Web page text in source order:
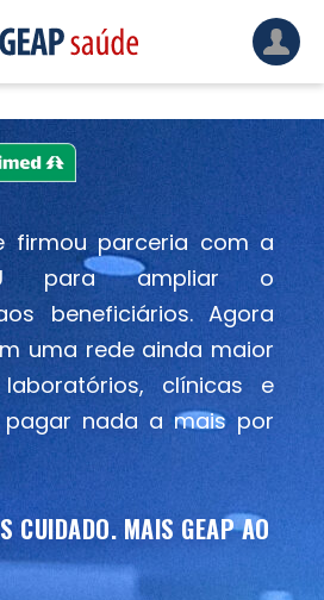
firmou parceria com a
para ampliar o
beneficiários. Agora
uma rede ainda maior
clínicas e
pagar nada a mais por
CUIDADO. MAIS GEAP AO